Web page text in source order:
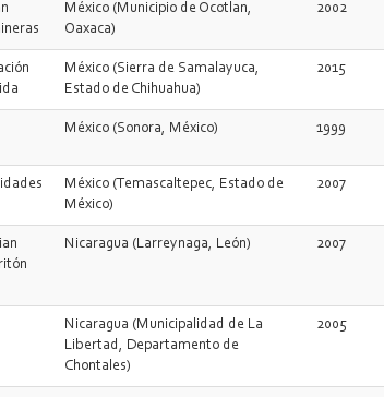
México (Municipio de Ocotlan,
Oaxaca)
2002
México (Sierra de Samalayuca,
Estado de Chihuahua)
2015
México (Sonora, México) 1999
México (Temascaltepec, Estado de
México)
2007
Nicaragua (Larreynaga, León) 2007
Nicaragua (Municipalidad de La
Libertad, Departamento de
Chontales)
2005